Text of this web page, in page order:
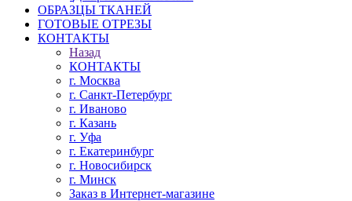
ОБРАЗЦЫ ТКАНЕЙ
ГОТОВЫЕ ОТРЕЗЫ
КОНТАКТЫ
Назад
КОНТАКТЫ
г. Москва
г. Санкт-Петербург
г. Иваново
г. Казань
г. Уфа
г. Екатеринбург
г. Новосибирск
г. Минск
Заказ в Интернет-магазине